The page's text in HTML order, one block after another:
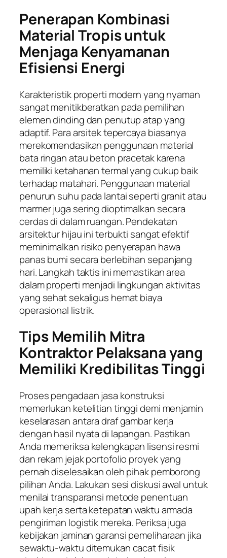
Penerapan Kombinasi
Material Tropis untuk
Menjaga Kenyamanan
Efisiensi Energi
Karakteristik properti modern yang nyaman
sangat menitikberatkan pada pemilihan
elemen dinding dan penutup atap yang
adaptif. Para arsitek tepercaya biasanya
merekomendasikan penggunaan material
bata ringan atau beton pracetak karena
memiliki ketahanan termal yang cukup baik
terhadap matahari. Penggunaan material
penurun suhu pada lantai seperti granit atau
marmer juga sering dioptimalkan secara
cerdas di dalam ruangan. Pendekatan
arsitektur hijau ini terbukti sangat efektif
meminimalkan risiko penyerapan hawa
panas bumi secara berlebihan sepanjang
hari. Langkah taktis ini memastikan area
dalam properti menjadi lingkungan aktivitas
yang sehat sekaligus hemat biaya
operasional listrik.
Tips Memilih Mitra
Kontraktor Pelaksana yang
Memiliki Kredibilitas Tinggi
Proses pengadaan jasa konstruksi
memerlukan ketelitian tinggi demi menjamin
keselarasan antara draf gambar kerja
dengan hasil nyata di lapangan. Pastikan
Anda memeriksa kelengkapan lisensi resmi
dan rekam jejak portofolio proyek yang
pernah diselesaikan oleh pihak pemborong
pilihan Anda. Lakukan sesi diskusi awal untuk
menilai transparansi metode penentuan
upah kerja serta ketepatan waktu armada
pengiriman logistik mereka. Periksa juga
kebijakan jaminan garansi pemeliharaan jika
sewaktu-waktu ditemukan cacat fisik